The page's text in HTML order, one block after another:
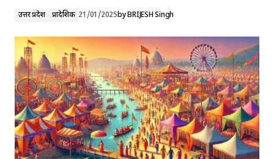
उत्तर प्रदेश प्रादेशिक 21/01/2025byBRIJESH Singh